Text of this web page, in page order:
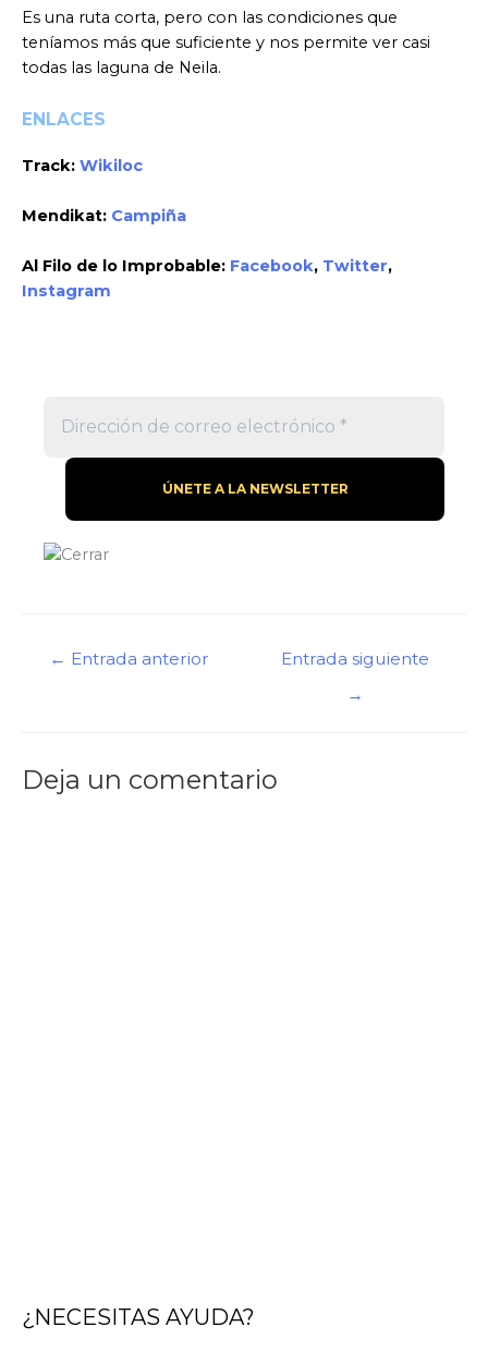
Es una ruta corta, pero con las condiciones que
teníamos más que suficiente y nos permite ver casi
todas las laguna de Neila.
ENLACES
Track: Wikiloc
Mendikat: Campiña
Al Filo de lo Improbable: Facebook, Twitter,
Instagram
← Entrada anterior
Entrada siguiente
→
Deja un comentario
¿NECESITAS AYUDA?